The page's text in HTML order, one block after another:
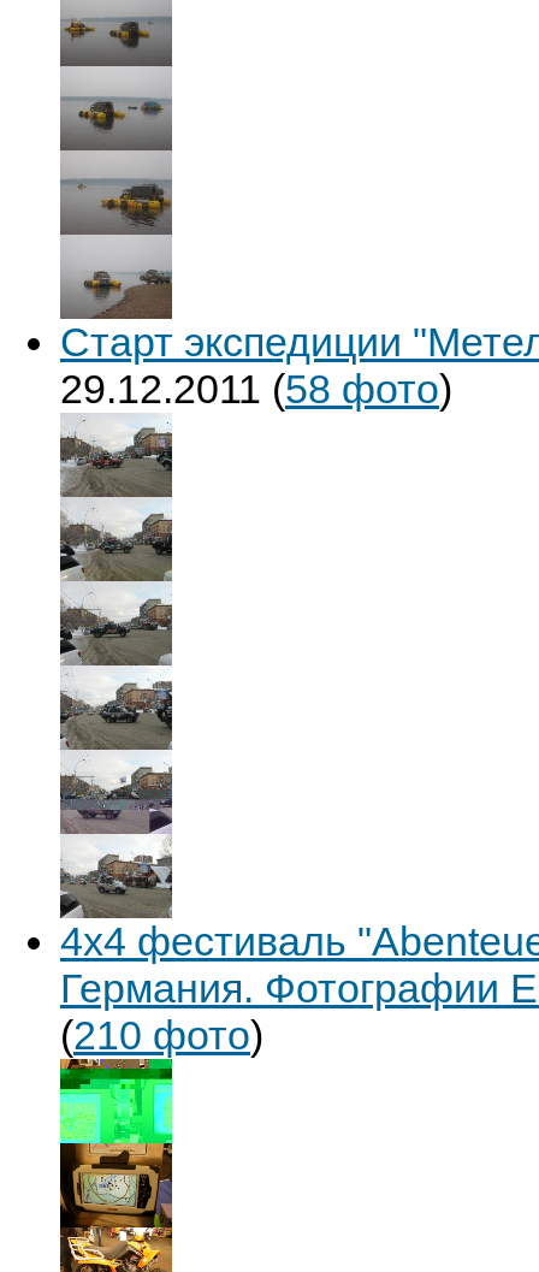
Старт экспедиции
29.12.2011 (58 фото)
4x4 фестиваль
Германия. Фотографии
(210 фото)